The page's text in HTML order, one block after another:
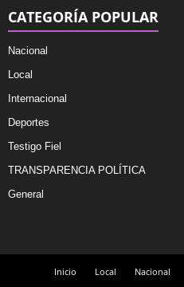
CATEGORÍA POPULAR
Nacional
Local
Internacional
Deportes
Testigo Fiel
TRANSPARENCIA POLÍTICA
General
Inicio Local Nacional